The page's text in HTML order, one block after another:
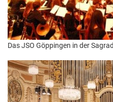
Das JSO Göppingen in der